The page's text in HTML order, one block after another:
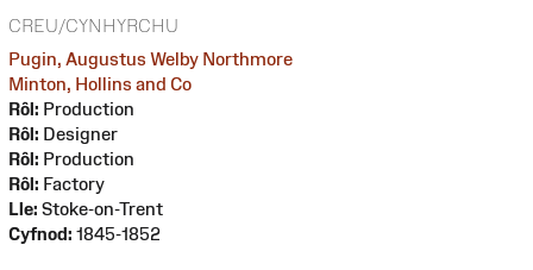
CREU/CYNHYRCHU
Pugin, Augustus Welby Northmore
Minton, Hollins and Co
Rôl: Production
Rôl: Designer
Rôl: Production
Rôl: Factory
Lle: Stoke-on-Trent
Cyfnod: 1845-1852